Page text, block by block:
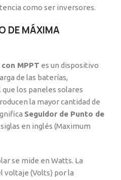
como ser inversores.
DE MÁXIMA
MPPT es un dispositivo
de las baterías,
los paneles solares
la mayor cantidad de
Seguidor de Punto de
en inglés (Maximum
se mide en Watts. La
voltaje (Volts) por la